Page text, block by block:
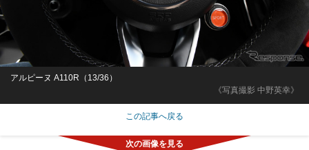
《写真撮影 中野英幸》
アルピーヌ A110R（13/36）
この記事へ戻る